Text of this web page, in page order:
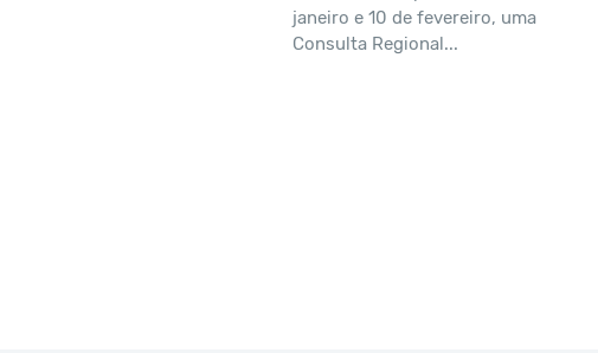
janeiro e 10 de fevereiro, uma
Consulta Regional...